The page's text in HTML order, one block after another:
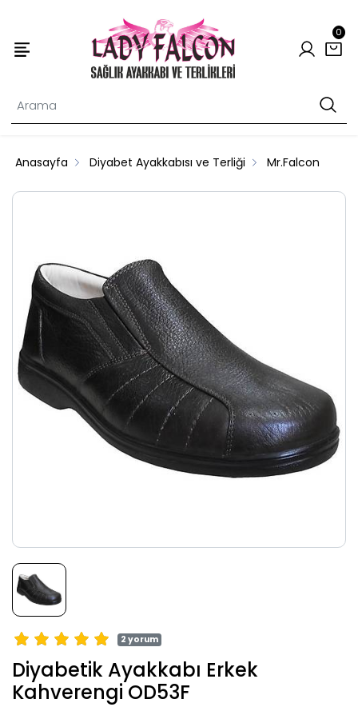
0
Anasayfa Diyabet Ayakkabısı ve Terliği Mr.Falcon
2 yorum
Diyabetik Ayakkabı Erkek
Kahverengi OD53F